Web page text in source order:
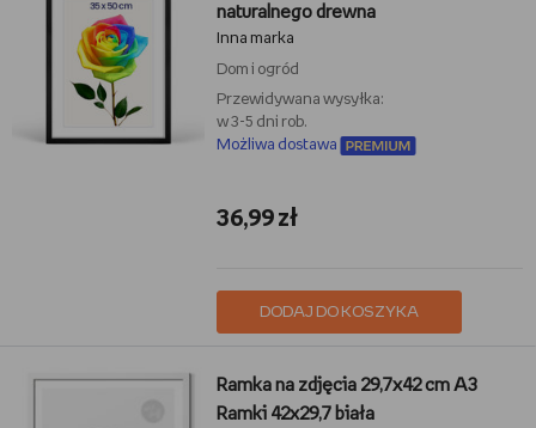
naturalnego drewna
Inna marka
Dom i ogród
Przewidywana wysyłka:
w 3-5 dni rob.
Możliwa dostawa
36,99 zł
DODAJ DO KOSZYKA
Ramka na zdjęcia 29,7x42 cm A3
Ramki 42x29,7 biała